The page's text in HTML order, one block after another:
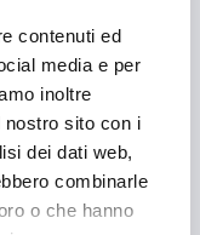
contenuti ed
media e per
inoltre
sito con i
dei dati web,
combinarle
o che hanno